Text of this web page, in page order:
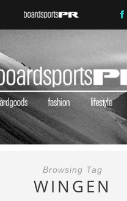
Browsing Tag
WINGEN